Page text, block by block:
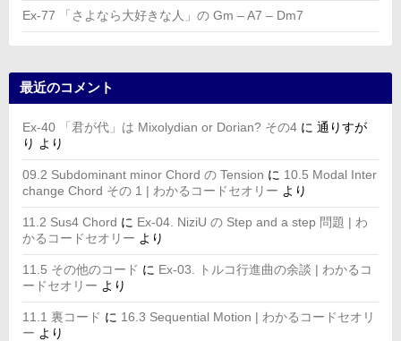
Ex-77 「さよなら大好きな人」の Gm – A7 – Dm7
最近のコメント
Ex-40 「君が代」は Mixolydian or Dorian? その4 に 通りすが
り より
09.2 Subdominant minor Chord の Tension に 10.5 Modal Inter
change Chord その 1 | わかるコードセオリー より
11.2 Sus4 Chord に Ex-04. NiziU の Step and a step 問題 | わ
かるコードセオリー より
11.5 その他のコード に Ex-03. トルコ行進曲の余談 | わかるコ
ードセオリー より
11.1 裏コード に 16.3 Sequential Motion | わかるコードセオリ
ー より